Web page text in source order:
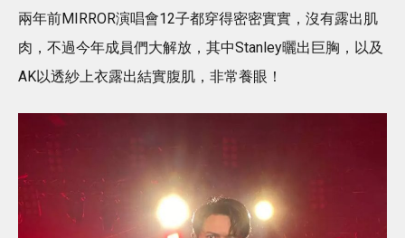
兩年前MIRROR演唱會12子都穿得密密實實，沒有露出肌
肉，不過今年成員們大解放，其中Stanley曬出巨胸，以及
AK以透紗上衣露出結實腹肌，非常養眼！